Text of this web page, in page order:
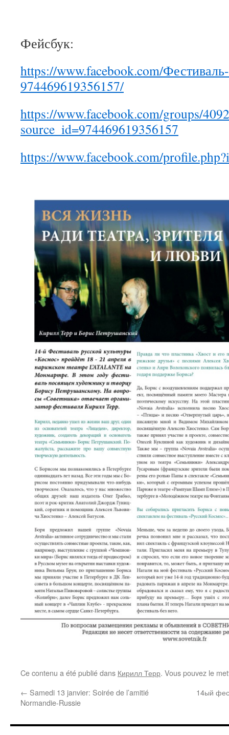
Фейсбук:
https://www.facebook.com/
974469619356157/
https://www.facebook.com/groups/
source_id=974469619356157
https://www.facebook.com/
Ce contenu a été publié dans Кирилл Терр. Vous pouvez le
← Samedi 13 janvier: Soirée de l’amitié
Normandie-Russie
14ый